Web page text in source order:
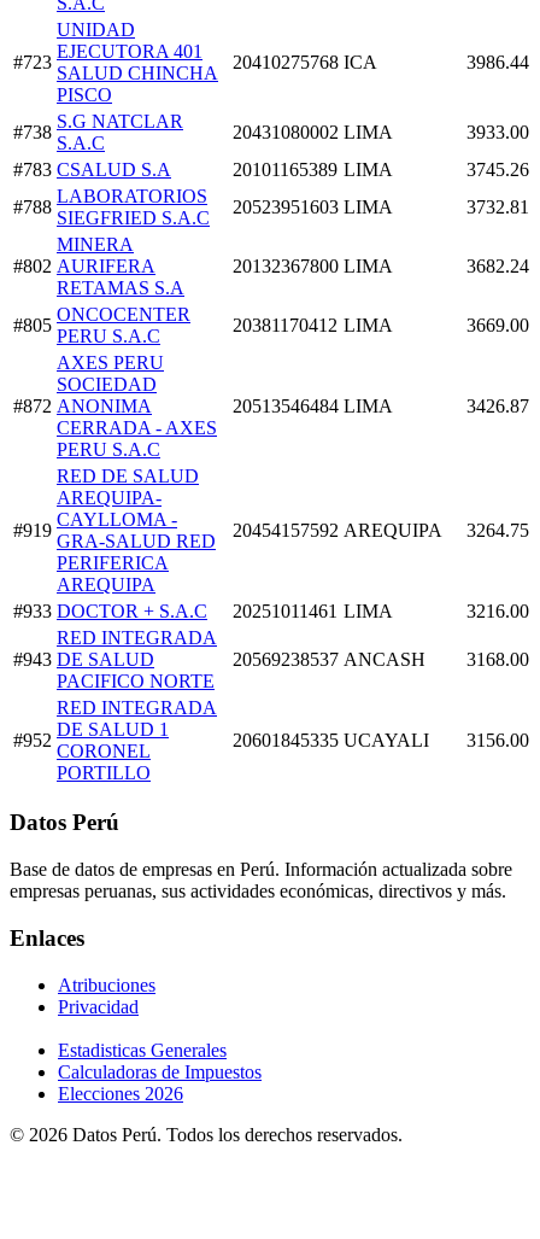
#723
UNIDAD
EJECUTORA 401
SALUD CHINCHA
PISCO
20410275768 ICA 3986.44
#738
S.G NATCLAR
S.A.C
20431080002 LIMA
3933.00
#783 CSALUD S.A 20101165389 LIMA
3745.26
#788
LABORATORIOS
SIEGFRIED S.A.C
20523951603 LIMA 3732.81
#802
MINERA
AURIFERA
RETAMAS S.A
20132367800 LIMA 3682.24
#805
ONCOCENTER
PERU S.A.C
20381170412 LIMA 3669.00
#872
AXES PERU
SOCIEDAD
ANONIMA
CERRADA - AXES
PERU S.A.C
20513546484 LIMA 3426.87
#919
RED DE SALUD
AREQUIPA-
CAYLLOMA -
GRA-SALUD RED
PERIFERICA
AREQUIPA
20454157592 AREQUIPA 3264.75
#933 DOCTOR + S.A.C 20251011461 LIMA 3216.00
#943
RED INTEGRADA
DE SALUD
PACIFICO NORTE
20569238537 ANCASH 3168.00
#952
RED INTEGRADA
DE SALUD 1
CORONEL
PORTILLO
20601845335 UCAYALI 3156.00
Datos Perú
Base de datos de empresas en Perú. Información actualizada sobre
empresas peruanas, sus actividades económicas, directivos y más.
Enlaces
Atribuciones
Privacidad
Estadisticas Generales
Calculadoras de Impuestos
Elecciones 2026
© 2026 Datos Perú. Todos los derechos reservados.